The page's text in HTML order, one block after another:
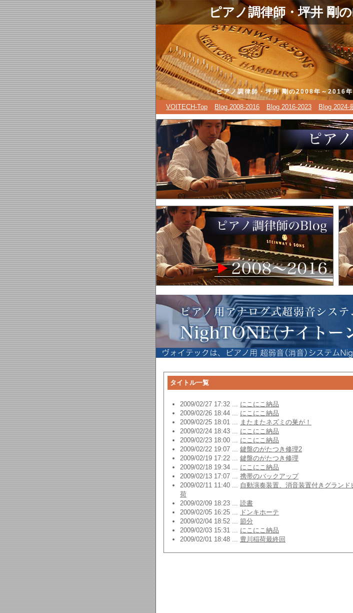
.
ピアノ調律師・坪井 剛
ピアノ調律師・坪井 剛の2008年～2016
VOITECH-Top Blog 2008-2016 Blog 2016-2023 Blog 2024-
タイトル一覧
2009/02/27 17:32 ... にこにこ納品
2009/02/26 18:44 ... にこにこ納品
2009/02/25 18:01 ... またまたネズミの巣が！
2009/02/24 18:43 ... にこにこ納品
2009/02/23 18:00 ... にこにこ納品
2009/02/22 19:07 ... 鍵盤のがたつき修理2
2009/02/19 17:22 ... 鍵盤のがたつき修理
2009/02/18 19:34 ... にこにこ納品
2009/02/13 17:07 ... 携帯のバックアップ
2009/02/11 11:40 ... 自動演奏装置、消音装置付きグランド
荷
2009/02/09 18:23 ... 読書
2009/02/05 16:25 ... ドンキホーテ
2009/02/04 18:52 ... 節分
2009/02/03 15:31 ... にこにこ納品
2009/02/01 18:48 ... 豊川稲荷最終回